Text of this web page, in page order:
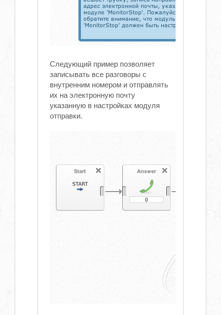
Следующий пример позволяет
записывать все разговоры с
внутренним номером и отправлять
их на электронную почту
указанную в настройках модуля
отправки.